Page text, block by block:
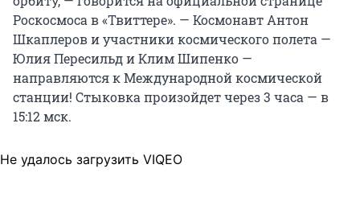
Роскосмоса в «Твиттере». — Космонавт Антон
Шкаплеров и участники космического полета —
Юлия Пересильд и Клим Шипенко —
направляются к Международной космической
станции! Стыковка произойдет через 3 часа — в
15:12 мск.
Не удалось загрузить VIQEO